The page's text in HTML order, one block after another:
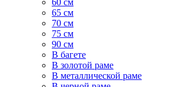
60 см
65 см
70 см
75 см
90 см
В багете
В золотой раме
В металлической раме